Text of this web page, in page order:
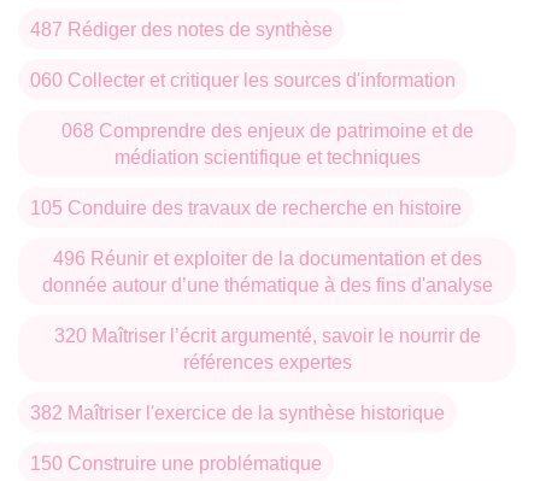
487 Rédiger des notes de synthèse
060 Collecter et critiquer les sources d'information
068 Comprendre des enjeux de patrimoine et de
médiation scientifique et techniques
105 Conduire des travaux de recherche en histoire
496 Réunir et exploiter de la documentation et des
donnée autour d’une thématique à des fins d'analyse
320 Maîtriser l’écrit argumenté, savoir le nourrir de
références expertes
382 Maîtriser l'exercice de la synthèse historique
150 Construire une problématique